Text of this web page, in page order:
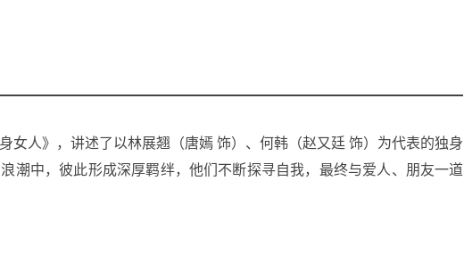
人》，讲述了以林展翘（唐嫣 饰）、何韩（赵又廷 饰）为代表的独身
潮中，彼此形成深厚羁绊，他们不断探寻自我，最终与爱人、朋友一道